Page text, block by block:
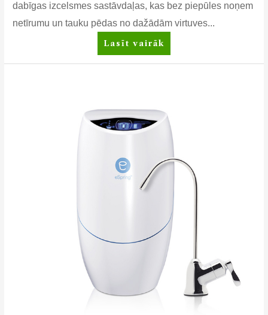
dabīgas izcelsmes sastāvdaļas, kas bez piepūles noņem
netīrumu un tauku pēdas no dažādām virtuves...
Amway
Home™
tīrīšanai
Lasīt vairāk